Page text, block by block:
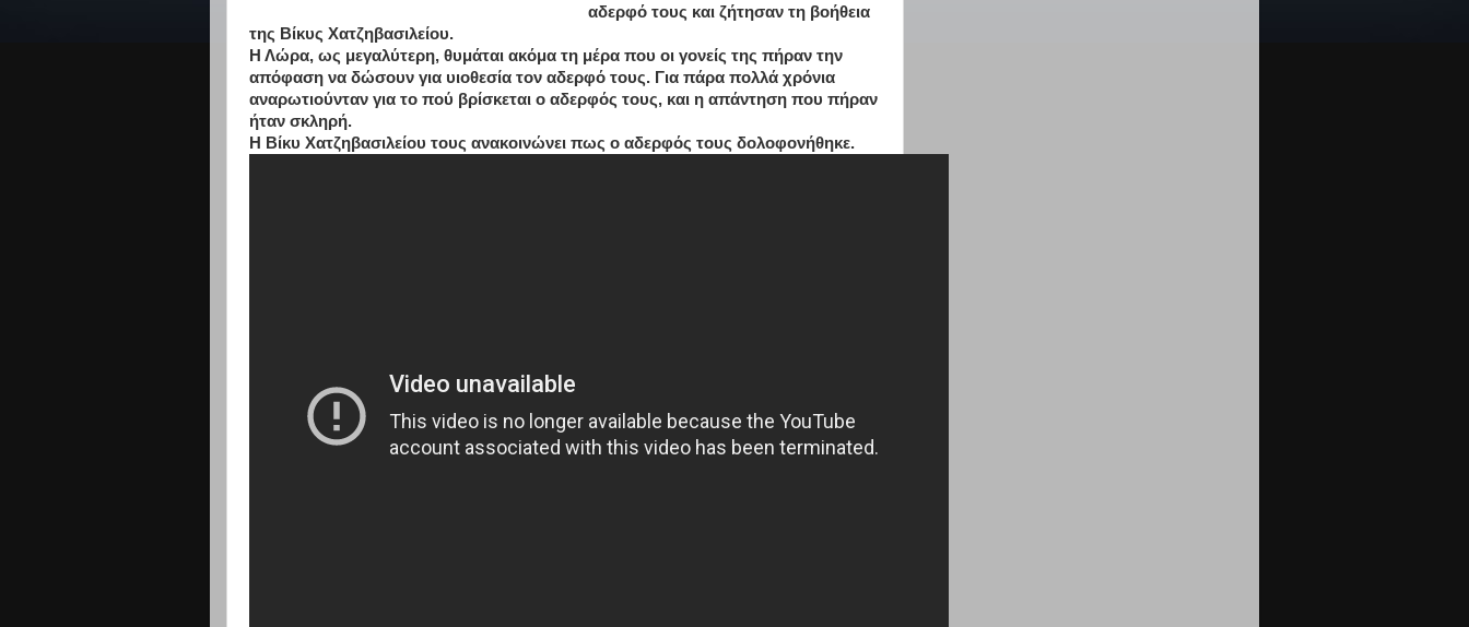
αδερφό τους και ζήτησαν τη βοήθεια
της Βίκυς Χατζηβασιλείου.
Η Λώρα, ως μεγαλύτερη, θυμάται ακόμα τη μέρα που οι γονείς της πήραν την
απόφαση να δώσουν για υιοθεσία τον αδερφό τους. Για πάρα πολλά χρόνια
αναρωτιούνταν για το πού βρίσκεται ο αδερφός τους, και η απάντηση που πήραν
ήταν σκληρή.
Η Βίκυ Χατζηβασιλείου τους ανακοινώνει πως ο αδερφός τους δολοφονήθηκε.